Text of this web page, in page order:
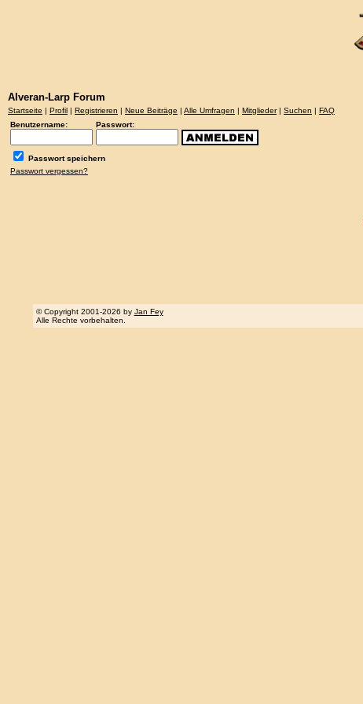
Alveran-Larp Forum
Startseite | Profil | Registrieren | Neue Beiträge | Alle Umfragen | Mitglieder| Suchen | FAQ
Benutzername:
Passwort:
Passwort speichern
Passwort vergessen?
© Copyright 2001-2026 by Jan Fey
Alle Rechte vorbehalten.